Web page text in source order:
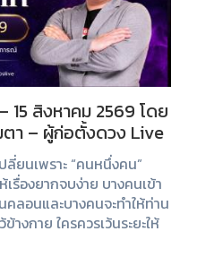
15 สิงหาคม 2569 โดย
ตา – ผู้ก่อตั้งดวง Live
ลี่ยนเพราะ “คนหนึ่งคน”
รื่องยากจบง่าย บางคนเข้า
คลอนและบางคนจะทำให้ท่าน
างกาย ใครควรเว้นระยะให้